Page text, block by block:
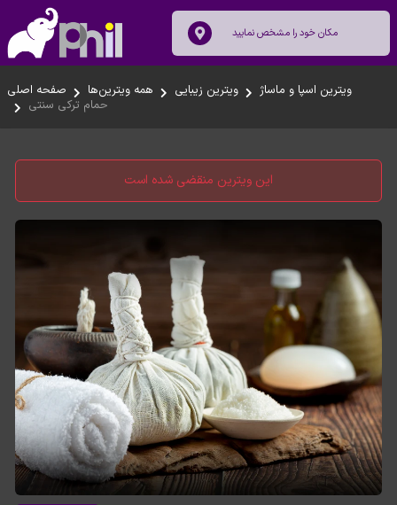
صفحه اصلی همه ویترین‌ها ویترین زیبایی
ویترین اسپا و ماساژ
حمام ترکی سنتی
این ویترین منقضی شده است